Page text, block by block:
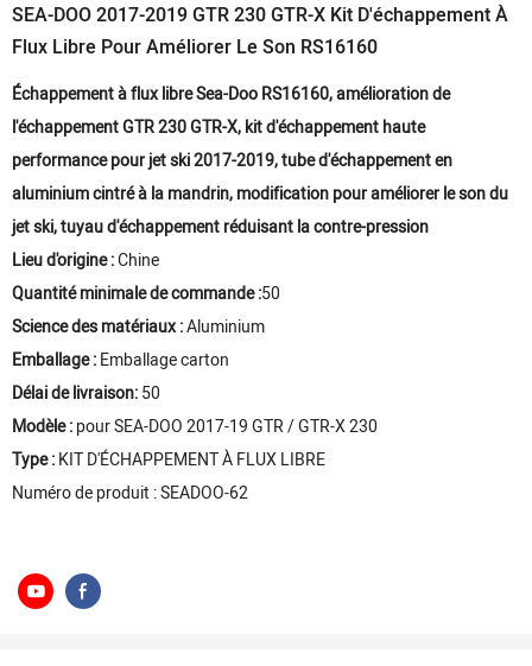
SEA-DOO 2017-2019 GTR 230 GTR-X Kit D'échappement À
Flux Libre Pour Améliorer Le Son RS16160
Échappement à flux libre Sea-Doo RS16160, amélioration de
l'échappement GTR 230 GTR-X, kit d'échappement haute
performance pour jet ski 2017-2019, tube d'échappement en
aluminium cintré à la mandrin, modification pour améliorer le son du
jet ski, tuyau d'échappement réduisant la contre-pression
Lieu d'origine :Chine
Quantité minimale de commande :50
Science des matériaux :Aluminium
Emballage :Emballage carton
Délai de livraison:50
Modèle :pour SEA-DOO 2017-19 GTR / GTR-X 230
Type :KIT D'ÉCHAPPEMENT À FLUX LIBRE
Numéro de produit : SEADOO-62